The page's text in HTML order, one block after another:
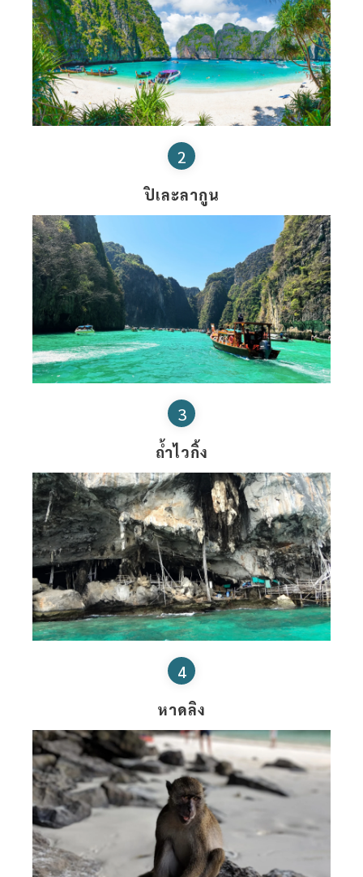
2
ปิเละลากูน
3
ถ้ำไวกิ้ง
4
หาดลิง